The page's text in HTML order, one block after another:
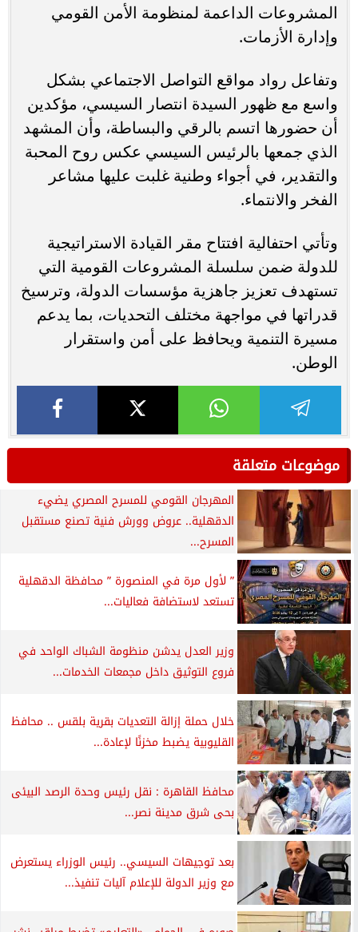
المشروعات الداعمة لمنظومة الأمن القومي
وإدارة الأزمات.
وتفاعل رواد مواقع التواصل الاجتماعي بشكل
واسع مع ظهور السيدة انتصار السيسي، مؤكدين
أن حضورها اتسم بالرقي والبساطة، وأن المشهد
الذي جمعها بالرئيس السيسي عكس روح المحبة
والتقدير، في أجواء وطنية غلبت عليها مشاعر
الفخر والانتماء.
وتأتي احتفالية افتتاح مقر القيادة الاستراتيجية
للدولة ضمن سلسلة المشروعات القومية التي
تستهدف تعزيز جاهزية مؤسسات الدولة، وترسيخ
قدراتها في مواجهة مختلف التحديات، بما يدعم
مسيرة التنمية ويحافظ على أمن واستقرار
الوطن.
موضوعات متعلقة
المهرجان القومي للمسرح المصري يضيء
الدقهلية.. عروض وورش فنية تصنع مستقبل
المسرح...
” لأول مرة في المنصورة ” محافظة الدقهلية
تستعد لاستضافة فعاليات...
وزير العدل يدشن منظومة الشباك الواحد في
فروع التوثيق داخل مجمعات الخدمات...
خلال حملة إزالة التعديات بقرية بلقس .. محافظ
القليوبية يضبط مخزنًا لإعادة...
محافظ القاهرة : نقل رئيس وحدة الرصد البيئى
بحى شرق مدينة نصر...
بعد توجيهات السيسي.. رئيس الوزراء يستعرض
مع وزير الدولة للإعلام آليات تنفيذ...